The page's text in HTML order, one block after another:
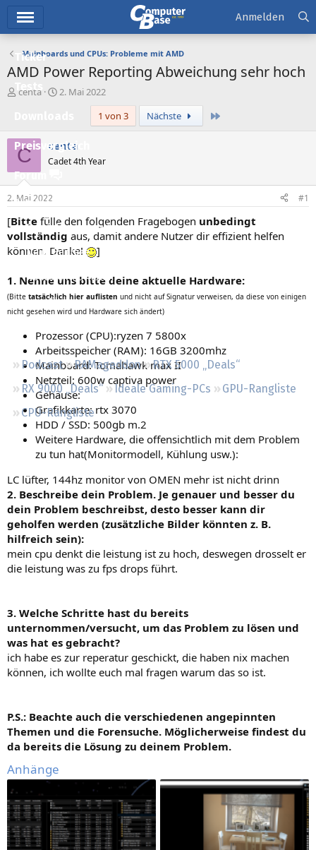
Ticker
Tests
Preisvergleich
Forum
Aktuelles
Empfohlene Inhalte
Neue Beiträge
Neueste Aktivitäten
Leserartikel
Podcast RAMageddon
RTX 5000 „Deals“
RX 9000 „Deals“
Ideale Gaming-PCs
GPU-Rangliste
CPU-Rangliste
Anmelden
Mainboards und CPUs: Probleme mit AMD
AMD Power Reporting Abweichung sehr hoch
E
e
l
e
r
centa
E
e
l
m
2. Mai 2022
1 von 3
Nächste
C centa
Cadet 4th Year
2. Mai 2022 #1
[Bitte fülle den folgenden Fragebogen unbedingt
vollständig aus, damit andere Nutzer dir effizient helfen
können. Danke!
]
1. Nenne uns bitte deine aktuelle Hardware:
(Bitte tatsächlich hier auflisten und nicht auf Signatur verweisen, da diese von einigen
nicht gesehen wird und Hardware sich ändert)
Prozessor (CPU):ryzen 7 5800x
Arbeitsspeicher (RAM): 16GB 3200mhz
Mainboard: Tomahawk max II
Netzteil: 600w captiva power
Gehäuse:
Grafikkarte: rtx 3070
HDD / SSD: 500gb m.2
Weitere Hardware, die offensichtlich mit dem Problem
zu tun hat(Monitormodell, Kühlung usw.):
LC lüfter, 144hz monitor von OMEN mehr ist nicht drinn
2. Beschreibe dein Problem. Je genauer und besser du
dein Problem beschreibst, desto besser kann dir
geholfen werden (zusätzliche Bilder könnten z. B.
hilfreich sein):
mein cpu denkt die leistung ist zu hoch, deswegen drosselt er
die leistung was zu fps drops führt.
3. Welche Schritte hast du bereits
unternommen/versucht, um das Problem zu lösen und
was hat es gebracht?
ich habe es zur reperatur geschickt, die haben nix machen
können, ich wollte euch mal fragen warum das so ist.
P.S.: Beachte auch die verschiedenen angepinnten
Themen und die Forensuche. Möglicherweise findest du
da bereits die Lösung zu deinem Problem.
Anhänge